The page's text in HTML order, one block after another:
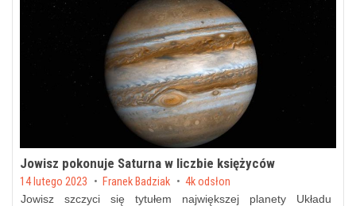
Jowisz pokonuje Saturna w liczbie księżyców
Posted on
14 lutego 2023 by Franek Badziak 4k odsłon
Jowisz szczyci się tytułem największej planety Układu